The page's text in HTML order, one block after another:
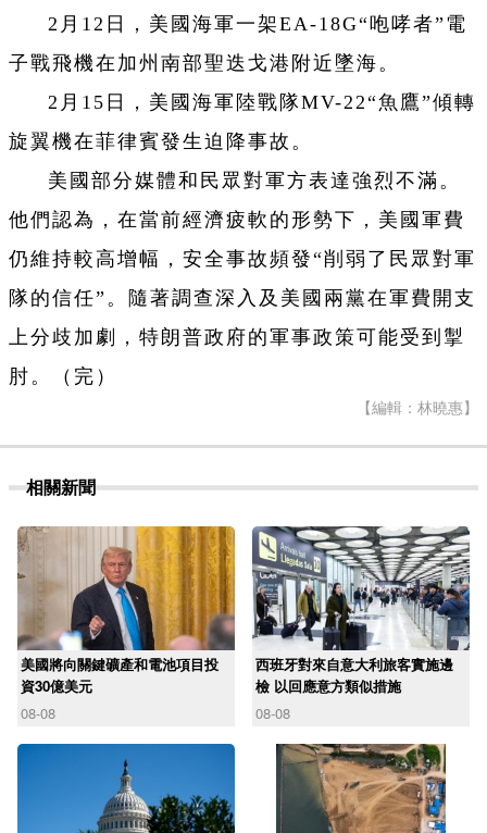
2月12日，美國海軍一架EA-18G“咆哮者”電
子戰飛機在加州南部聖迭戈港附近墜海。
2月15日，美國海軍陸戰隊MV-22“魚鷹”傾轉
旋翼機在菲律賓發生迫降事故。
美國部分媒體和民眾對軍方表達強烈不滿。
他們認為，在當前經濟疲軟的形勢下，美國軍費
仍維持較高增幅，安全事故頻發“削弱了民眾對軍
隊的信任”。隨著調查深入及美國兩黨在軍費開支
上分歧加劇，特朗普政府的軍事政策可能受到掣
肘。（完）
【編輯：林曉惠】
相關新聞
美國將向關鍵礦產和電池項目投
資30億美元
08-08
西班牙對來自意大利旅客實施邊
檢 以回應意方類似措施
08-08